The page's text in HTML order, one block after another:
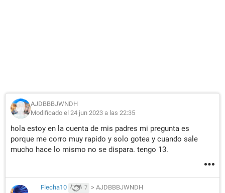
AJDBBBJWNDH
Modificado el 24 jun 2023 a las 22:35
hola estoy en la cuenta de mis padres mi pregunta es
porque me corro muy rapido y solo gotea y cuando sale
mucho hace lo mismo no se dispara. tengo 13.
Flecha10 7 > AJDBBBJWNDH